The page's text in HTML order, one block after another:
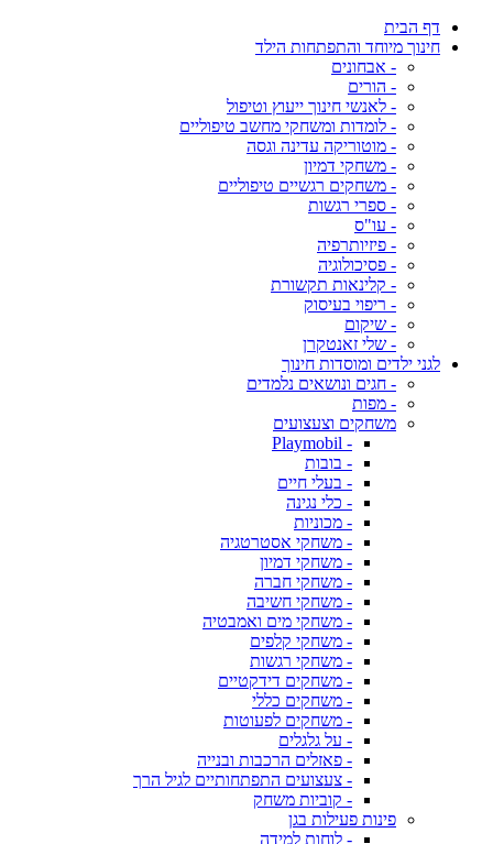
דף הבית
חינוך מיוחד והתפתחות הילד
- אבחונים
- הורים
- לאנשי חינוך ייעוץ וטיפול
- לומדות ומשחקי מחשב טיפוליים
- מוטוריקה עדינה וגסה
- משחקי דמיון
- משחקים רגשיים טיפוליים
- ספרי רגשות
- עו"ס
- פיזיותרפיה
- פסיכולוגיה
- קלינאות תקשורת
- ריפוי בעיסוק
- שיקום
- שלי זאנטקרן
לגני ילדים ומוסדות חינוך
- חגים ונושאים נלמדים
- מפות
משחקים וצעצועים
- Playmobil
- בובות
- בעלי חיים
- כלי נגינה
- מכוניות
- משחקי אסטרטגיה
- משחקי דמיון
- משחקי חברה
- משחקי חשיבה
- משחקי מים ואמבטיה
- משחקי קלפים
- משחקי רגשות
- משחקים דידקטיים
- משחקים כללי
- משחקים לפעוטות
- על גלגלים
- פאזלים הרכבות ובנייה
- צעצועים התפתחותיים לגיל הרך
- קוביות משחק
פינות פעילות בגן
- לוחות למידה